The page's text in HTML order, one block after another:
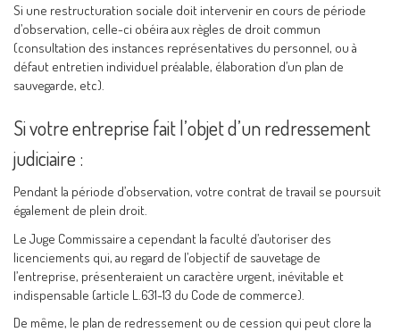
Si une restructuration sociale doit intervenir en cours de période
d’observation, celle-ci obéira aux règles de droit commun
(consultation des instances représentatives du personnel, ou à
défaut entretien individuel préalable, élaboration d’un plan de
sauvegarde, etc).
Si votre entreprise fait l’objet d’un redressement
judiciaire :
Pendant la période d’observation, votre contrat de travail se poursuit
également de plein droit.
Le Juge Commissaire a cependant la faculté d’autoriser des
licenciements qui, au regard de l’objectif de sauvetage de
l’entreprise, présenteraient un caractère urgent, inévitable et
indispensable (article L.631-13 du Code de commerce).
De même, le plan de redressement ou de cession qui peut clore la